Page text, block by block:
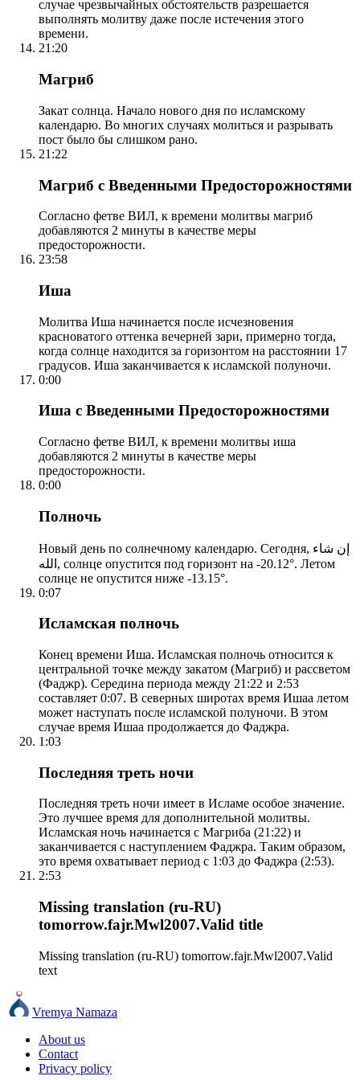
случае чрезвычайных обстоятельств разрешается
выполнять молитву даже после истечения этого
времени.
21:20
Магриб
Закат солнца. Начало нового дня по исламскому
календарю. Во многих случаях молиться и разрывать
пост было бы слишком рано.
21:22
Магриб с Введенными Предосторожностями
Согласно фетве ВИЛ, к времени молитвы магриб
добавляются 2 минуты в качестве меры
предосторожности.
23:58
Иша
Молитва Иша начинается после исчезновения
красноватого оттенка вечерней зари, примерно тогда,
когда солнце находится за горизонтом на расстоянии 17
градусов. Иша заканчивается к исламской полуночи.
0:00
Иша с Введенными Предосторожностями
Согласно фетве ВИЛ, к времени молитвы иша
добавляются 2 минуты в качестве меры
предосторожности.
0:00
Полночь
Новый день по солнечному календарю. Сегодня, إن شاء
الله, солнце опустится под горизонт на -20.12°. Летом
солнце не опустится ниже -13.15°.
0:07
Исламская полночь
Конец времени Иша. Исламская полночь относится к
центральной точке между закатом (Магриб) и рассветом
(Фаджр). Середина периода между 21:22 и 2:53
составляет 0:07. В северных широтах время Ишаа летом
может наступать после исламской полуночи. В этом
случае время Ишаа продолжается до Фаджра.
1:03
Последняя треть ночи
Последняя треть ночи имеет в Исламе особое значение.
Это лучшее время для дополнительной молитвы.
Исламская ночь начинается с Магриба (21:22) и
заканчивается с наступлением Фаджра. Таким образом,
это время охватывает период с 1:03 до Фаджра (2:53).
2:53
Missing translation (ru-RU)
tomorrow.fajr.Mwl2007.Valid title
Missing translation (ru-RU) tomorrow.fajr.Mwl2007.Valid
text
Vremya Namaza
About us
Contact
Privacy policy